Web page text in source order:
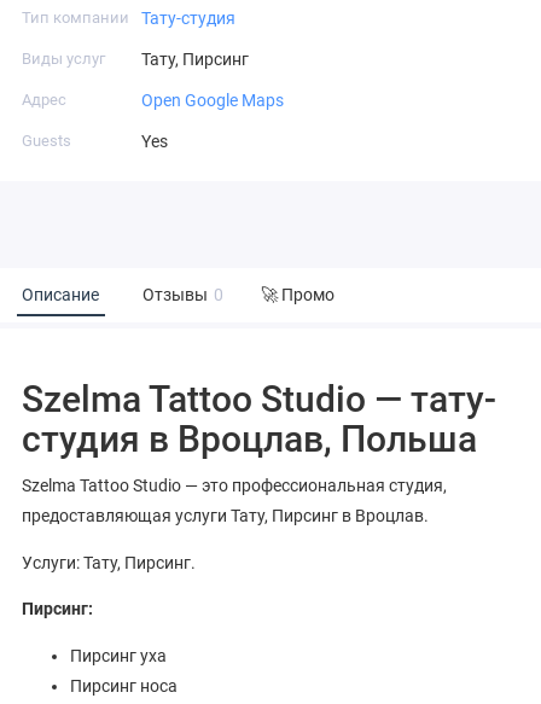
Тип компании Тату-студия
Виды услуг Тату, Пирсинг
Адрес Open Google Maps
Guests Yes
Описание Отзывы 0 🚀 Промо
Szelma Tattoo Studio — тату-
студия в Вроцлав, Польша
Szelma Tattoo Studio — это профессиональная студия,
предоставляющая услуги Тату, Пирсинг в Вроцлав.
Услуги: Тату, Пирсинг.
Пирсинг:
Пирсинг уха
Пирсинг носа